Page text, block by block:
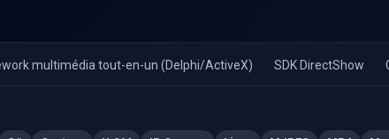
multimédia tout-en-un (Delphi/ActiveX) SDK DirectShow